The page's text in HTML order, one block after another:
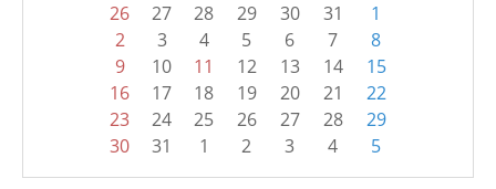
26 27 28 29 30 31
1
2
3 4 5 6 7
8
9
10 11 12 13 14
15
16
17 18 19 20 21
22
23
24 25 26 27 28
29
30
31 1 2 3 4 5